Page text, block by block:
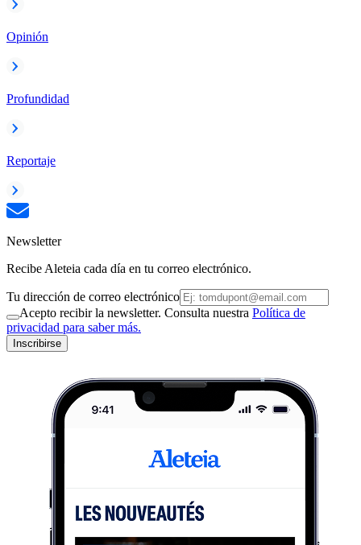
Opinión
Profundidad
Reportaje
Newsletter
Recibe Aleteia cada día en tu correo electrónico.
Tu dirección de correo electrónico
Acepto recibir la newsletter. Consulta nuestra Política de
privacidad para saber más.
Inscribirse